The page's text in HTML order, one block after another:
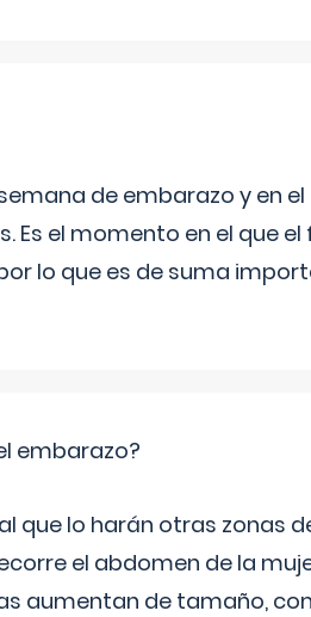
de embarazo y en
Es el momento en el que
lo que es de suma
embarazo?
que lo harán otras zonas
el abdomen de la
aumentan de tamaño,